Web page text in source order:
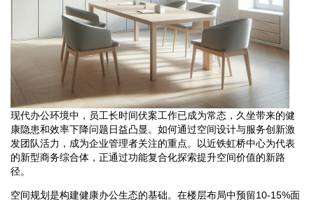
现代办公环境中，员工长时间伏案工作已成为常态，久坐带来的健
康隐患和效率下降问题日益凸显。如何通过空间设计与服务创新激
发团队活力，成为企业管理者关注的重点。以近铁虹桥中心为代表
的新型商务综合体，正通过功能复合化探索提升空间价值的新路
径。
空间规划是构建健康办公生态的基础。在楼层布局中预留10-15%面